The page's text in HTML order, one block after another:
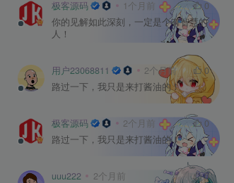
极客源码 1个月前
0
你的见解如此深刻，一定是个有智慧的
人！
用户23068811 2个月前
0
路过一下，我只是来打酱油的！
极客源码 2个月前
0
路过一下，我只是来打酱油的！
uuu222 2个月前
0